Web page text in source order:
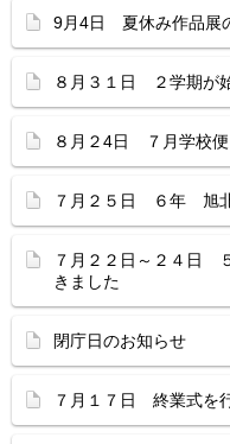
9月4日 夏休み作品展
８月３１日 ２学期が
８月２4日 ７月学校便
７月２５日 ６年 旭
７月２２日～２４日
きました
閉庁日のお知らせ
７月１７日 終業式を